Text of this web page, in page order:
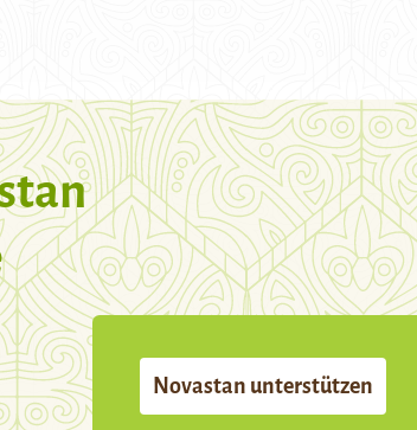
Novastan unterstützen